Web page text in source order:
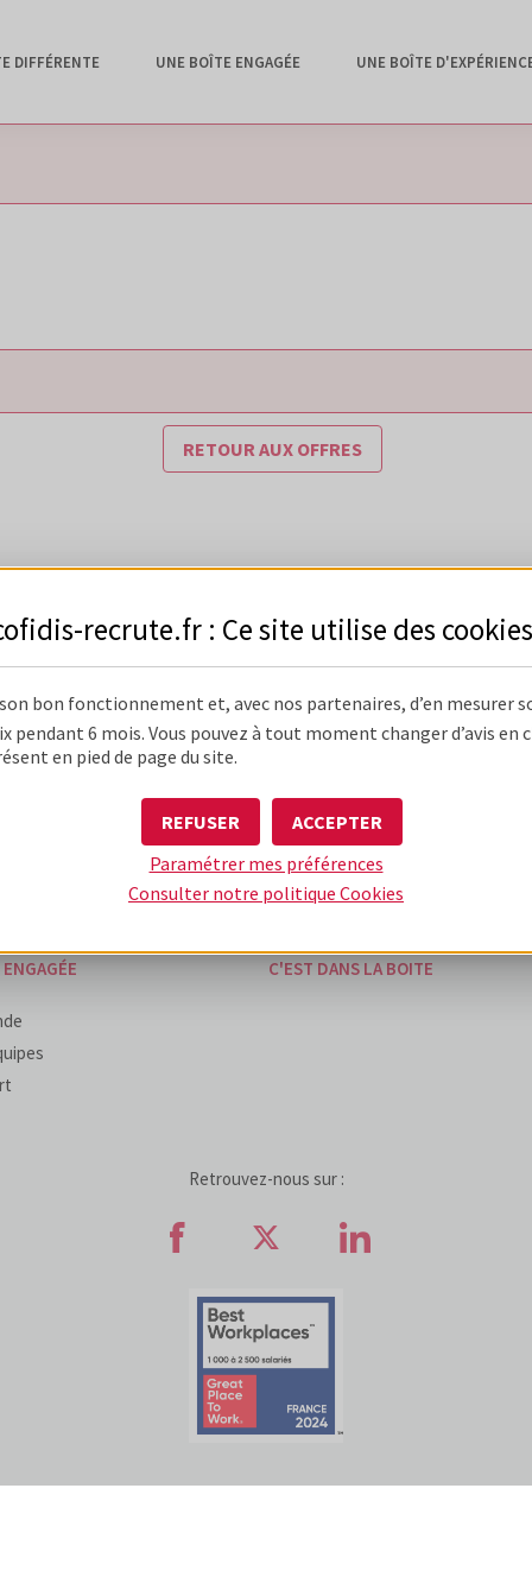
DIFFÉRENTE UNE BOÎTE ENGAGÉE UNE BOÎTE
RETOUR AUX OFFRES
& performant
UNE BOÎTE D'EXPÉRIENCES
Mon expérience de collaborateur
C'EST DANS LA BOITE
Retrouvez-nous sur :
Retrouvez-nous sur
Retrouvez-nous
Retrouvez-
recrute.fr : Ce site utilise des cookies
bon fonctionnement et, avec nos partenaires, d’en mesurer
pendant 6 mois. Vous pouvez à tout moment changer d’avis en
en pied de page du site.
ACCEPTER
REFUSER
Paramétrer mes préférences
Consulter notre politique Cookies